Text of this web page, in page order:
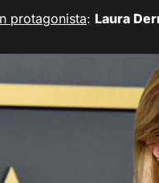
protagonista: Laura